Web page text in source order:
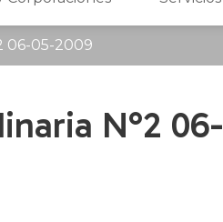
06-05-2009
N°2